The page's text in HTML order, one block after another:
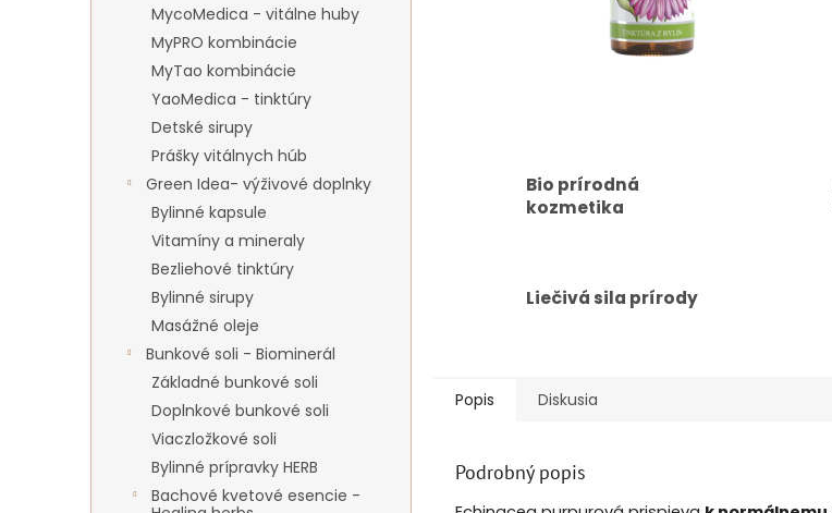
MycoMedica - vitálne huby
MyPRO kombinácie
MyTao kombinácie
YaoMedica - tinktúry
Detské sirupy
Prášky vitálnych húb
Green Idea- výživové doplnky
Bylinné kapsule
Vitamíny a mineraly
Bezliehové tinktúry
Bylinné sirupy
Masážné oleje
Bunkové soli - Biominerál
Základné bunkové soli
Doplnkové bunkové soli
Viaczložkové soli
Bylinné prípravky HERB
Bachové kvetové esencie -
Bio prírodná
kozmetika
Liečivá sila prírody
Popis Diskusia
Podrobný popis